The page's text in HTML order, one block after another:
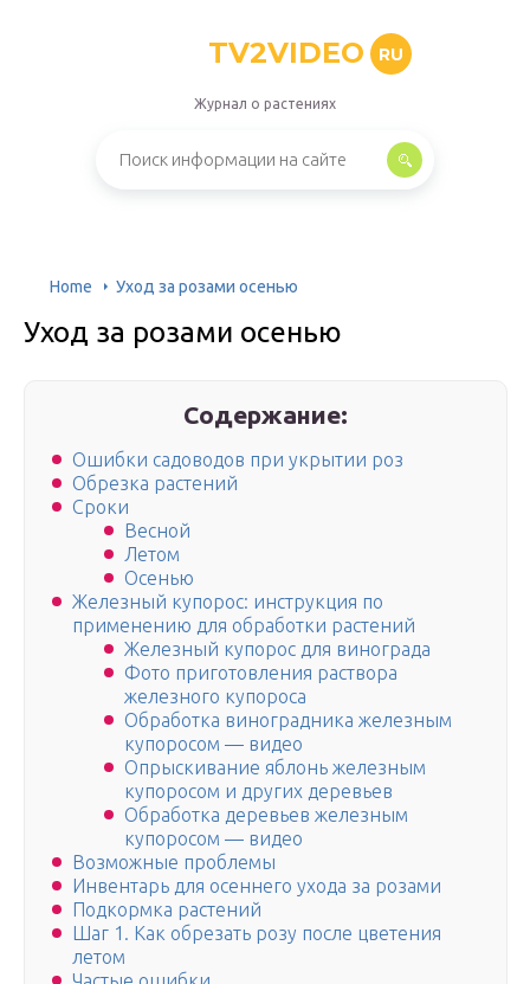
TV2VIDEO RU
Журнал о растениях
Home Уход за розами осенью
Уход за розами осенью
Содержание:
Ошибки садоводов при укрытии роз
Обрезка растений
Сроки
Весной
Летом
Осенью
Железный купорос: инструкция по
применению для обработки растений
Железный купорос для винограда
Фото приготовления раствора
железного купороса
Обработка виноградника железным
купоросом — видео
Опрыскивание яблонь железным
купоросом и других деревьев
Обработка деревьев железным
купоросом — видео
Возможные проблемы
Инвентарь для осеннего ухода за розами
Подкормка растений
Шаг 1. Как обрезать розу после цветения
летом